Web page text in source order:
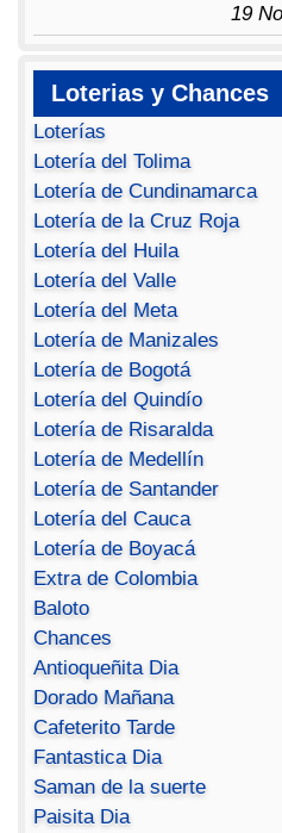
19
Loterias y Chances
Loterías
Lotería del Tolima
Lotería de Cundinamarca
Lotería de la Cruz Roja
Lotería del Huila
Lotería del Valle
Lotería del Meta
Lotería de Manizales
Lotería de Bogotá
Lotería del Quindío
Lotería de Risaralda
Lotería de Medellín
Lotería de Santander
Lotería del Cauca
Lotería de Boyacá
Extra de Colombia
Baloto
Chances
Antioqueñita Dia
Dorado Mañana
Cafeterito Tarde
Fantastica Dia
Saman de la suerte
Paisita Dia